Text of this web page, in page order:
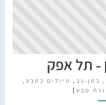
- תל אפק
, בטן-גב , טיולים בטבע ,
טבע ]